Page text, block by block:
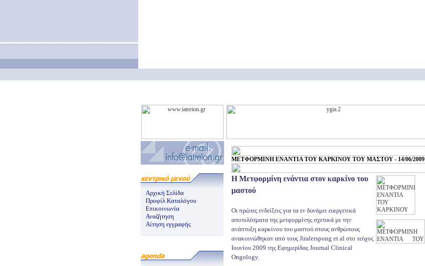
Αρχική Σελίδα
Προφίλ Καταλόγου
Επικοινωνία
Αναζήτηση
Αίτηση εγγραφής
ΜΕΤΦΟΡΜΙΝΗ ΕΝΑΝΤΙΑ ΤΟΥ ΚΑΡΚΙΝΟΥ ΤΟΥ ΜΑΣΤΟΥ - 14/06/2009
Η Μετφορμίνη ενάντια στον καρκίνο του
μαστού
Οι πρώτες ενδείξεις για τα εν δυνάμει ευεργετικά
αποτελέσματα της μετφορμίνης σχετικά με την
ανάπτυξη καρκίνου του μαστού στους ανθρώπους
ανακοινώθηκαν από τους Jiralerspong et al στο τεύχος
Ιουνίου 2009 της Εφημερίδας Journal Clinical
Ongology.